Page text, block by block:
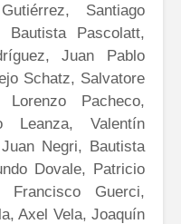
Santiago
Bautista Pascolatt,
Juan Pablo
Schatz, Salvatore
Pacheco,
Leanza, Valentín
Negri, Bautista
Dovale, Patricio
Francisco Guerci,
Axel Vela, Joaquín